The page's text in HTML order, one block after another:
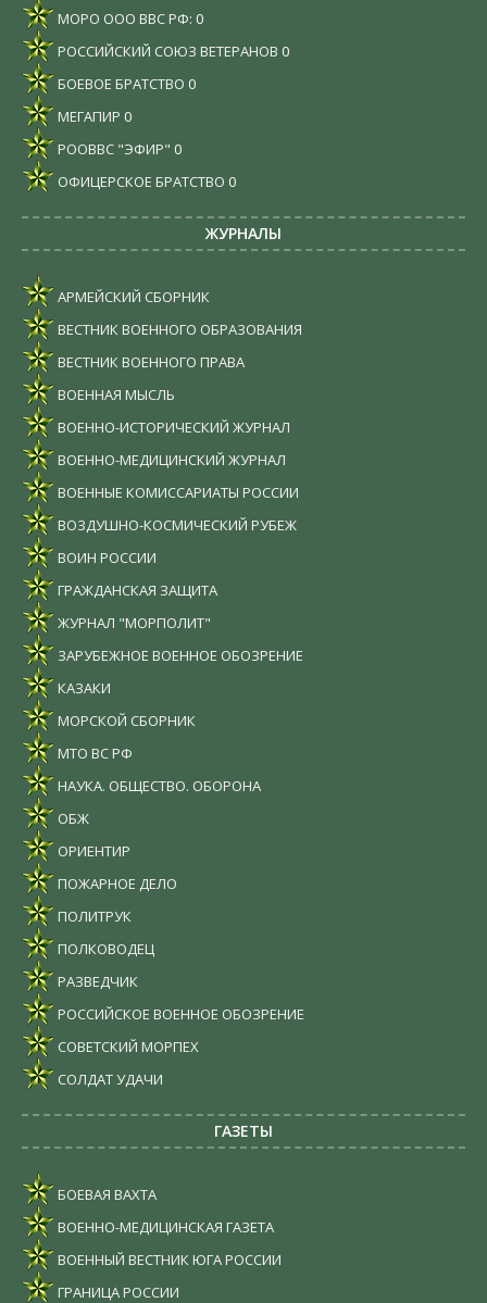
МОРО ООО ВВС РФ: 0
РОССИЙСКИЙ СОЮЗ ВЕТЕРАНОВ 0
БОЕВОЕ БРАТСТВО 0
МЕГАПИР 0
РООВВС "ЭФИР" 0
ОФИЦЕРСКОЕ БРАТСТВО 0
ЖУРНАЛЫ
АРМЕЙСКИЙ СБОРНИК
ВЕСТНИК ВОЕННОГО ОБРАЗОВАНИЯ
ВЕСТНИК ВОЕННОГО ПРАВА
ВОЕННАЯ МЫСЛЬ
ВОЕННО-ИСТОРИЧЕСКИЙ ЖУРНАЛ
ВОЕННО-МЕДИЦИНСКИЙ ЖУРНАЛ
ВОЕННЫЕ КОМИССАРИАТЫ РОССИИ
ВОЗДУШНО-КОСМИЧЕСКИЙ РУБЕЖ
ВОИН РОССИИ
ГРАЖДАНСКАЯ ЗАЩИТА
ЖУРНАЛ "МОРПОЛИТ"
ЗАРУБЕЖНОЕ ВОЕННОЕ ОБОЗРЕНИЕ
КАЗАКИ
МОРСКОЙ СБОРНИК
МТО ВС РФ
НАУКА. ОБЩЕСТВО. ОБОРОНА
ОБЖ
ОРИЕНТИР
ПОЖАРНОЕ ДЕЛО
ПОЛИТРУК
ПОЛКОВОДЕЦ
РАЗВЕДЧИК
РОССИЙСКОЕ ВОЕННОЕ ОБОЗРЕНИЕ
СОВЕТСКИЙ МОРПЕХ
СОЛДАТ УДАЧИ
ГАЗЕТЫ
БОЕВАЯ ВАХТА
ВОЕННО-МЕДИЦИНСКАЯ ГАЗЕТА
ВОЕННЫЙ ВЕСТНИК ЮГА РОССИИ
ГРАНИЦА РОССИИ